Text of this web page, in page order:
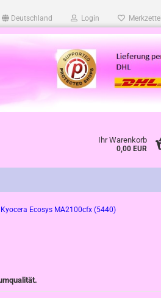
Deutschland Login Merkzettel
Ihr Warenkorb
0,00 EUR
Kyocera Ecosys MA2100cfx (5440)